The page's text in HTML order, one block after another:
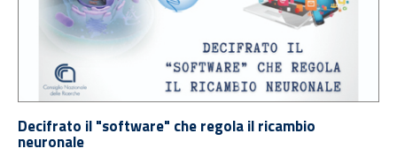
Decifrato il "software" che regola il ricambio
neuronale